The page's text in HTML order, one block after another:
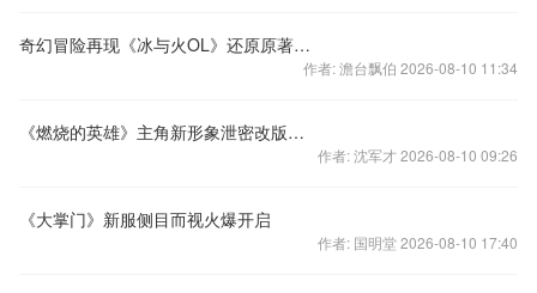
奇幻冒险再现《冰与火OL》还原原著全貌
作者: 澹台飘伯 2026-08-10 11:34
《燃烧的英雄》主角新形象泄密改版还是新时装
作者: 沈军才 2026-08-10 09:26
《大掌门》新服侧目而视火爆开启
作者: 国明堂 2026-08-10 17:40